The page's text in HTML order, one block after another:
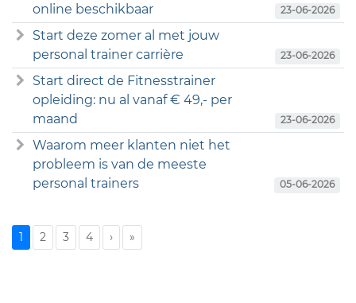
online beschikbaar
23-06-2026
Start deze zomer al met jouw
personal trainer carrière
23-06-2026
Start direct de Fitnesstrainer
opleiding: nu al vanaf € 49,- per
maand
23-06-2026
Waarom meer klanten niet het
probleem is van de meeste
personal trainers
05-06-2026
1 2 3 4 › »